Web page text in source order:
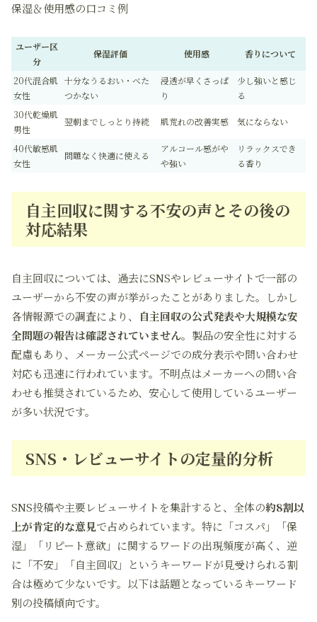
保湿＆使用感の口コミ例
ユーザー区
分
保湿評価 使用感 香りについて
20代混合肌
女性
十分なうるおい・べた
つかない
浸透が早くさっぱ
り
少し強いと感じ
る
30代乾燥肌
男性
翌朝までしっとり持続 肌荒れの改善実感 気にならない
40代敏感肌
女性
問題なく快適に使える
アルコール感がや
や強い
リラックスでき
る香り
自主回収に関する不安の声とその後の
対応結果
自主回収については、過去にSNSやレビューサイトで一部の
ユーザーから不安の声が挙がったことがありました。しかし
各情報源での調査により、
自主回収の公式発表や大規模な安
全問題の報告は確認されていません。製品の安全性に対する
配慮もあり、メーカー公式ページでの成分表示や問い合わせ
対応も迅速に行われています。不明点はメーカーへの問い合
わせも推奨されているため、安心して使用しているユーザー
が多い状況です。
SNS・レビューサイトの定量的分析
SNS投稿や主要レビューサイトを集計すると、全体の約8割以
上が肯定的な意見で占められています。特に「コスパ」「保
湿」「リピート意欲」に関するワードの出現頻度が高く、逆
に「不安」「自主回収」というキーワードが見受けられる割
合は極めて少ないです。以下は話題となっているキーワード
別の投稿傾向です。